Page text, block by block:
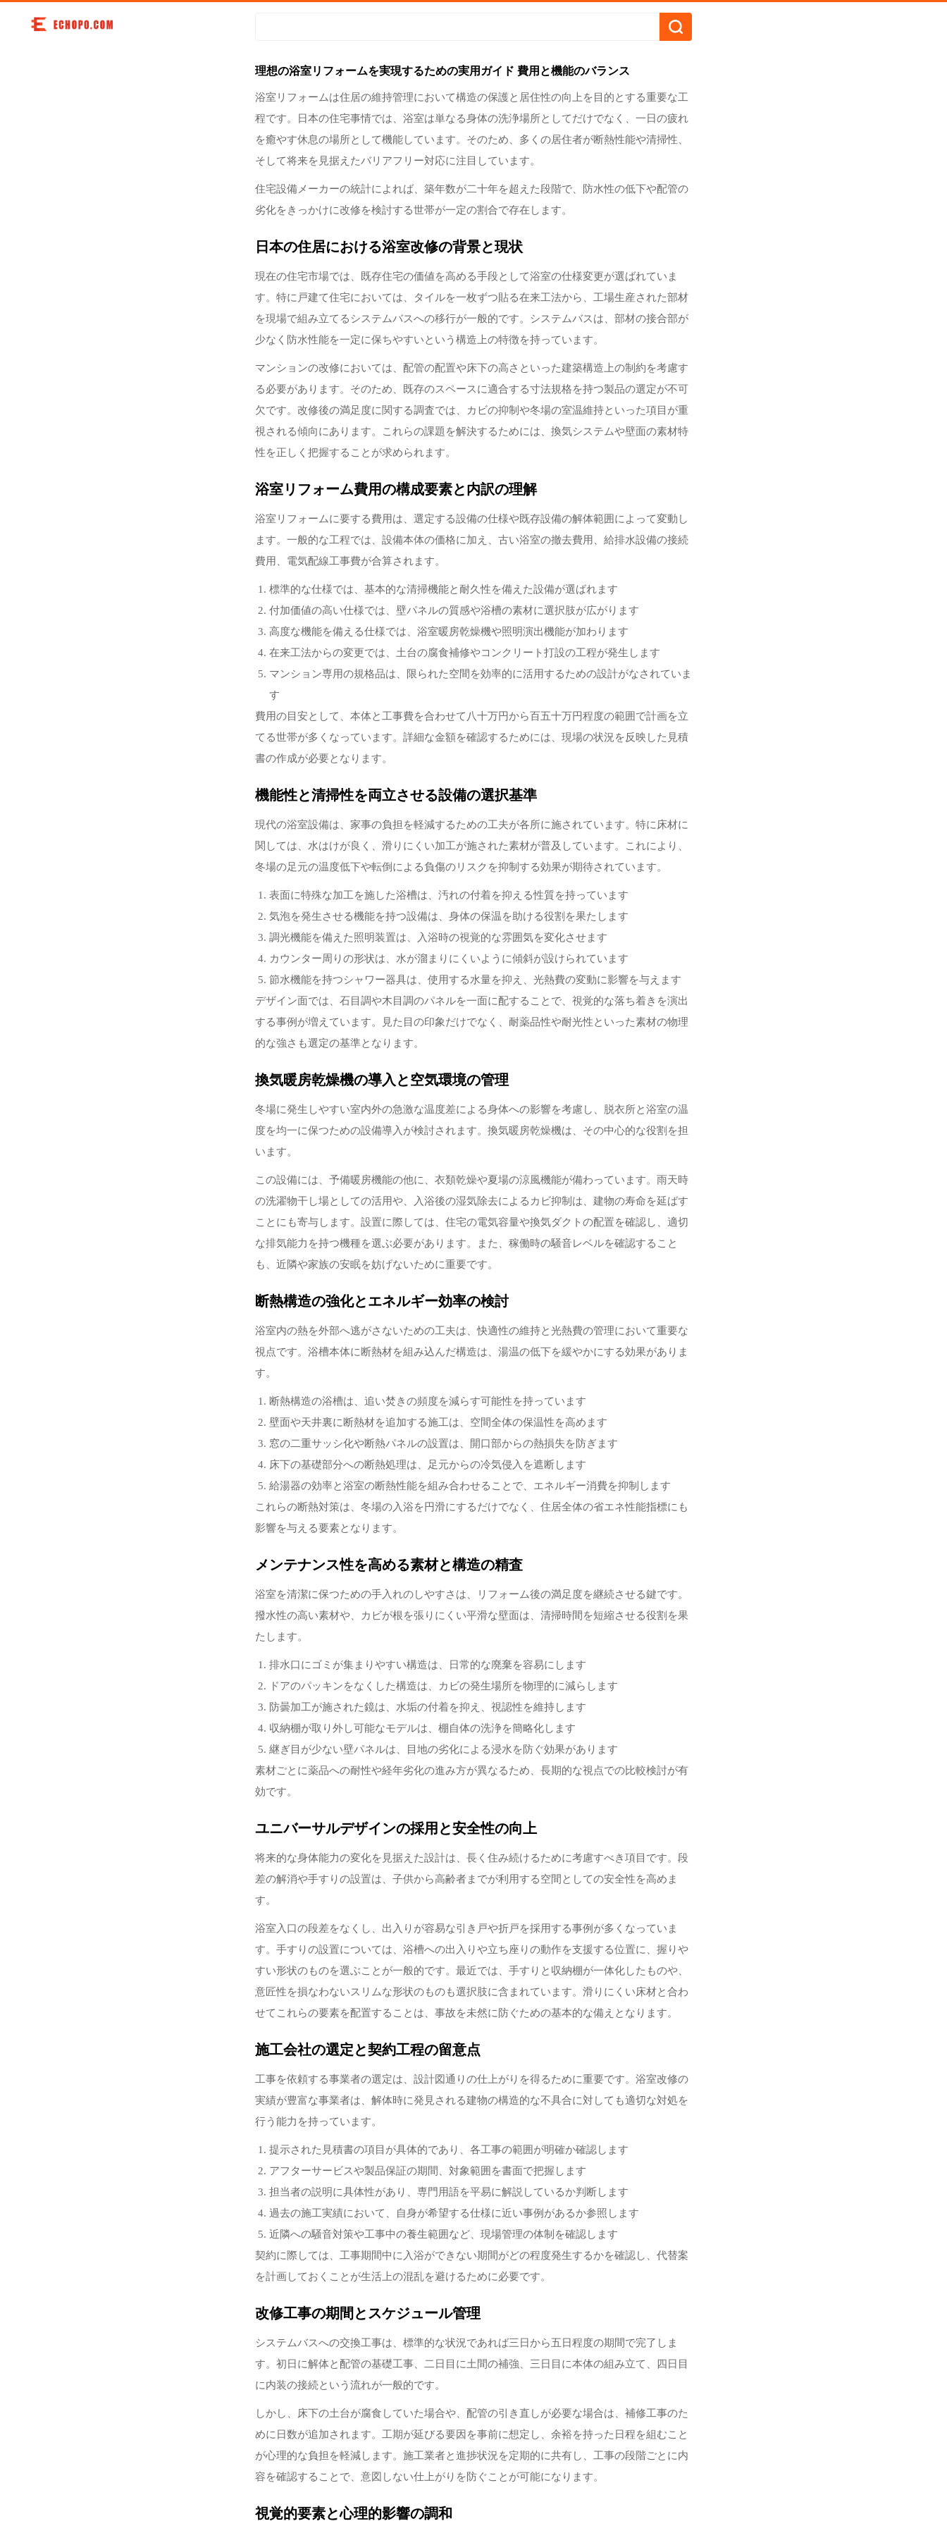
理想の浴室リフォームを実現するための実用ガイド 費用と機能のバランス
浴室リフォームは住居の維持管理において構造の保護と居住性の向上を目的とする重要な工
程です。日本の住宅事情では、浴室は単なる身体の洗浄場所としてだけでなく、一日の疲れ
を癒やす休息の場所として機能しています。そのため、多くの居住者が断熱性能や清掃性、
そして将来を見据えたバリアフリー対応に注目しています。
住宅設備メーカーの統計によれば、築年数が二十年を超えた段階で、防水性の低下や配管の
劣化をきっかけに改修を検討する世帯が一定の割合で存在します。
日本の住居における浴室改修の背景と現状
現在の住宅市場では、既存住宅の価値を高める手段として浴室の仕様変更が選ばれていま
す。特に戸建て住宅においては、タイルを一枚ずつ貼る在来工法から、工場生産された部材
を現場で組み立てるシステムバスへの移行が一般的です。システムバスは、部材の接合部が
少なく防水性能を一定に保ちやすいという構造上の特徴を持っています。
マンションの改修においては、配管の配置や床下の高さといった建築構造上の制約を考慮す
る必要があります。そのため、既存のスペースに適合する寸法規格を持つ製品の選定が不可
欠です。改修後の満足度に関する調査では、カビの抑制や冬場の室温維持といった項目が重
視される傾向にあります。これらの課題を解決するためには、換気システムや壁面の素材特
性を正しく把握することが求められます。
浴室リフォーム費用の構成要素と内訳の理解
浴室リフォームに要する費用は、選定する設備の仕様や既存設備の解体範囲によって変動し
ます。一般的な工程では、設備本体の価格に加え、古い浴室の撤去費用、給排水設備の接続
費用、電気配線工事費が合算されます。
標準的な仕様では、基本的な清掃機能と耐久性を備えた設備が選ばれます
付加価値の高い仕様では、壁パネルの質感や浴槽の素材に選択肢が広がります
高度な機能を備える仕様では、浴室暖房乾燥機や照明演出機能が加わります
在来工法からの変更では、土台の腐食補修やコンクリート打設の工程が発生します
マンション専用の規格品は、限られた空間を効率的に活用するための設計がなされていま
す
費用の目安として、本体と工事費を合わせて八十万円から百五十万円程度の範囲で計画を立
てる世帯が多くなっています。詳細な金額を確認するためには、現場の状況を反映した見積
書の作成が必要となります。
機能性と清掃性を両立させる設備の選択基準
現代の浴室設備は、家事の負担を軽減するための工夫が各所に施されています。特に床材に
関しては、水はけが良く、滑りにくい加工が施された素材が普及しています。これにより、
冬場の足元の温度低下や転倒による負傷のリスクを抑制する効果が期待されています。
表面に特殊な加工を施した浴槽は、汚れの付着を抑える性質を持っています
気泡を発生させる機能を持つ設備は、身体の保温を助ける役割を果たします
調光機能を備えた照明装置は、入浴時の視覚的な雰囲気を変化させます
カウンター周りの形状は、水が溜まりにくいように傾斜が設けられています
節水機能を持つシャワー器具は、使用する水量を抑え、光熱費の変動に影響を与えます
デザイン面では、石目調や木目調のパネルを一面に配することで、視覚的な落ち着きを演出
する事例が増えています。見た目の印象だけでなく、耐薬品性や耐光性といった素材の物理
的な強さも選定の基準となります。
換気暖房乾燥機の導入と空気環境の管理
冬場に発生しやすい室内外の急激な温度差による身体への影響を考慮し、脱衣所と浴室の温
度を均一に保つための設備導入が検討されます。換気暖房乾燥機は、その中心的な役割を担
います。
この設備には、予備暖房機能の他に、衣類乾燥や夏場の涼風機能が備わっています。雨天時
の洗濯物干し場としての活用や、入浴後の湿気除去によるカビ抑制は、建物の寿命を延ばす
ことにも寄与します。設置に際しては、住宅の電気容量や換気ダクトの配置を確認し、適切
な排気能力を持つ機種を選ぶ必要があります。また、稼働時の騒音レベルを確認すること
も、近隣や家族の安眠を妨げないために重要です。
断熱構造の強化とエネルギー効率の検討
浴室内の熱を外部へ逃がさないための工夫は、快適性の維持と光熱費の管理において重要な
視点です。浴槽本体に断熱材を組み込んだ構造は、湯温の低下を緩やかにする効果がありま
す。
断熱構造の浴槽は、追い焚きの頻度を減らす可能性を持っています
壁面や天井裏に断熱材を追加する施工は、空間全体の保温性を高めます
窓の二重サッシ化や断熱パネルの設置は、開口部からの熱損失を防ぎます
床下の基礎部分への断熱処理は、足元からの冷気侵入を遮断します
給湯器の効率と浴室の断熱性能を組み合わせることで、エネルギー消費を抑制します
これらの断熱対策は、冬場の入浴を円滑にするだけでなく、住居全体の省エネ性能指標にも
影響を与える要素となります。
メンテナンス性を高める素材と構造の精査
浴室を清潔に保つための手入れのしやすさは、リフォーム後の満足度を継続させる鍵です。
撥水性の高い素材や、カビが根を張りにくい平滑な壁面は、清掃時間を短縮させる役割を果
たします。
排水口にゴミが集まりやすい構造は、日常的な廃棄を容易にします
ドアのパッキンをなくした構造は、カビの発生場所を物理的に減らします
防曇加工が施された鏡は、水垢の付着を抑え、視認性を維持します
収納棚が取り外し可能なモデルは、棚自体の洗浄を簡略化します
継ぎ目が少ない壁パネルは、目地の劣化による浸水を防ぐ効果があります
素材ごとに薬品への耐性や経年劣化の進み方が異なるため、長期的な視点での比較検討が有
効です。
ユニバーサルデザインの採用と安全性の向上
将来的な身体能力の変化を見据えた設計は、長く住み続けるために考慮すべき項目です。段
差の解消や手すりの設置は、子供から高齢者までが利用する空間としての安全性を高めま
す。
浴室入口の段差をなくし、出入りが容易な引き戸や折戸を採用する事例が多くなっていま
す。手すりの設置については、浴槽への出入りや立ち座りの動作を支援する位置に、握りや
すい形状のものを選ぶことが一般的です。最近では、手すりと収納棚が一体化したものや、
意匠性を損なわないスリムな形状のものも選択肢に含まれています。滑りにくい床材と合わ
せてこれらの要素を配置することは、事故を未然に防ぐための基本的な備えとなります。
施工会社の選定と契約工程の留意点
工事を依頼する事業者の選定は、設計図通りの仕上がりを得るために重要です。浴室改修の
実績が豊富な事業者は、解体時に発見される建物の構造的な不具合に対しても適切な対処を
行う能力を持っています。
提示された見積書の項目が具体的であり、各工事の範囲が明確か確認します
アフターサービスや製品保証の期間、対象範囲を書面で把握します
担当者の説明に具体性があり、専門用語を平易に解説しているか判断します
過去の施工実績において、自身が希望する仕様に近い事例があるか参照します
近隣への騒音対策や工事中の養生範囲など、現場管理の体制を確認します
契約に際しては、工事期間中に入浴ができない期間がどの程度発生するかを確認し、代替案
を計画しておくことが生活上の混乱を避けるために必要です。
改修工事の期間とスケジュール管理
システムバスへの交換工事は、標準的な状況であれば三日から五日程度の期間で完了しま
す。初日に解体と配管の基礎工事、二日目に土間の補強、三日目に本体の組み立て、四日目
に内装の接続という流れが一般的です。
しかし、床下の土台が腐食していた場合や、配管の引き直しが必要な場合は、補修工事のた
めに日数が追加されます。工期が延びる要因を事前に想定し、余裕を持った日程を組むこと
が心理的な負担を軽減します。施工業者と進捗状況を定期的に共有し、工事の段階ごとに内
容を確認することで、意図しない仕上がりを防ぐことが可能になります。
視覚的要素と心理的影響の調和